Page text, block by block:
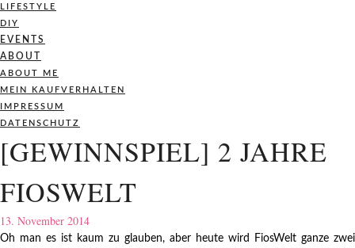
LIFESTYLE
DIY
EVENTS
ABOUT
ABOUT ME
MEIN KAUFVERHALTEN
IMPRESSUM
DATENSCHUTZ
[GEWINNSPIEL] 2 JAHRE
FIOSWELT
13. November 2014
Oh man es ist kaum zu glauben, aber heute wird FiosWelt ganze zwei